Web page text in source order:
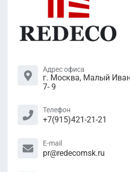
Адрес офиса
г. Москва, Малый
7- 9
Телефон
+7(915)421-21-21
E-mail
pr@redecomsk.ru